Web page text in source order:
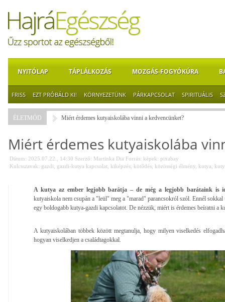
NYITÓLAP TÁPLÁLKOZÁS MOZGÁS-FOGYÓKÚRA
FRISS EZT PRÓBÁLD KI! KÖRNYEZETÜNK PÁRKAPCSOLAT SPIRITUÁLIS
ÉLETMÓD Miért érdemes kutyaiskolába vinni a kedvencünket?
Miért érdemes kutyaiskolába
Dátum: 2025.07.22., 14:30 Szerző: Martinka Dia Forrás: képek: pixabay
Kulcsszavak: gazdi gazdi-kutya kapcsolat kiképzés kötődés közösségi élmény kutya
A kutya az ember legjobb barátja – de még a legjobb barátaink is
kutyaiskola nem csupán a "leül" meg a "marad" parancsokról szól. Ennél sokkal
egy boldogabb kutya-gazdi kapcsolatot. De nézzük, miért is érdemes beíratni a
A kutyaiskolában többek között megtanulja, hogy milyen viselkedés
hogyan viselkedjen a családtagokkal.